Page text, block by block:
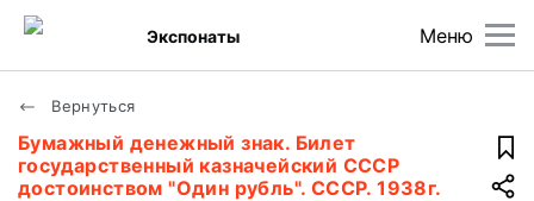
Меню
Экспонаты
Вернуться
Бумажный денежный знак. Билет
государственный казначейский СССР
достоинством "Один рубль". СССР. 1938г.